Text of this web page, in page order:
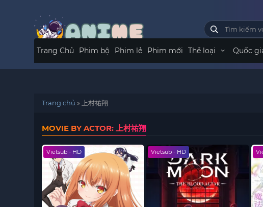
Trang Chủ Phim bộ Phim lẻ Phim mới Thể loại Quốc
Trang chủ » 上村祐翔
MOVIE BY ACTOR: 上村祐翔
Vietsub - HD Vietsub - HD